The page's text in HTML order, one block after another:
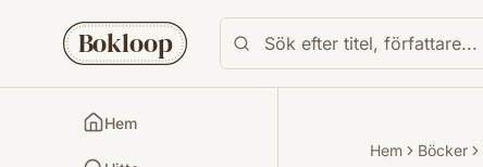
Bokloop
Hem
Hem Böcker